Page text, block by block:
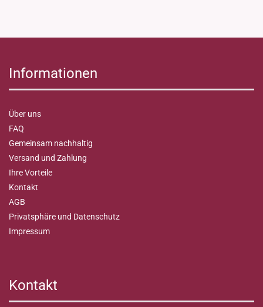
Informationen
Über uns
FAQ
Gemeinsam nachhaltig
Versand und Zahlung
Ihre Vorteile
Kontakt
AGB
Privatsphäre und Datenschutz
Impressum
Kontakt